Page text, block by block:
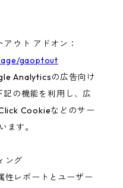
ウト アドオン：
gaoptout
Analyticsの広告向け
の機能を利用し、広
Cookieなどのサー
ます。
ング
レポートとユーザー